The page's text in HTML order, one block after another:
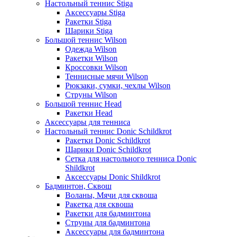
Настольный теннис Stiga
Аксессуары Stiga
Ракетки Stiga
Шарики Stiga
Большой теннис Wilson
Одежда Wilson
Ракетки Wilson
Кроссовки Wilson
Теннисные мячи Wilson
Рюкзаки, сумки, чехлы Wilson
Струны Wilson
Большой теннис Head
Ракетки Head
Аксессуары для тенниса
Настольный теннис Donic Schildkrot
Ракетки Donic Schildkrot
Шарики Donic Schildkrot
Сетка для настольного тенниса Donic
Shildkrot
Аксессуары Donic Shildkrot
Бадминтон, Сквош
Воланы, Мячи для сквоша
Ракетка для сквоша
Ракетки для бадминтона
Струны для бадминтона
Аксессуары для бадминтона